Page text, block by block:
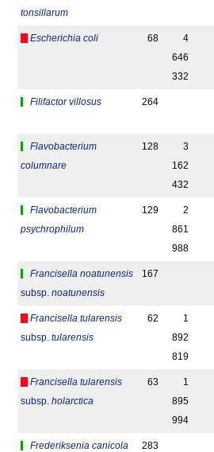
tonsillarum
Escherichia coli 68
4
646
332
Filifactor villosus 264
Flavobacterium
columnare
128
3
162
432
Flavobacterium
psychrophilum
129
2
861
988
Francisella noatunensis
subsp. noatunensis
167
Francisella tularensis
subsp. tularensis
62
1
892
819
Francisella tularensis
subsp. holarctica
63
1
895
994
Frederiksenia canicola 283